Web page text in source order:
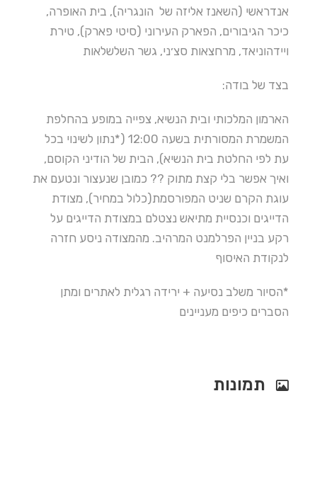
אנדראשי (השאנז אליזה של הונגריה), בית האופרה,
כיכר הגיבורים, הפארק העירוני (סיטי פארק), טירת
ויידהוניאד, מרחצאות סצ׳ני, גשר השלשלאות
בצד של בודה:
הארמון המלכותי ובית הנשיא, צפייה במופע בהחלפת
המשמרת המסורתית בשעה 12:00 (*נתון לשינוי בכל
עת לפי החלטת בית הנשיא), הבית של הודיני הקוסם,
ואיך אפשר בלי קצת מתוק ?? כמובן שנעצור ונטעם את
עוגת הקרם שניט המפורסמת(כלול במחיר), מצודת
הדייגים וכנסיית מתיאש נצטלם במצודת הדייגים על
רקע בניין הפרלמנט המרהיב. מהמצודה ניסע חזרה
לנקודת האיסוף
*הסיור משלב נסיעה + ירידה רגלית לאתרים ומתן
הסברים כיפים מעניינים
תמונות